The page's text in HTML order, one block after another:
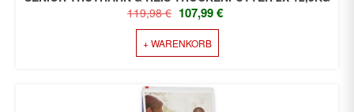
119,98€ URSPRÜNGLICHER
PREIS
WAR:
119,98 €
107,99€
+ WARENKORB